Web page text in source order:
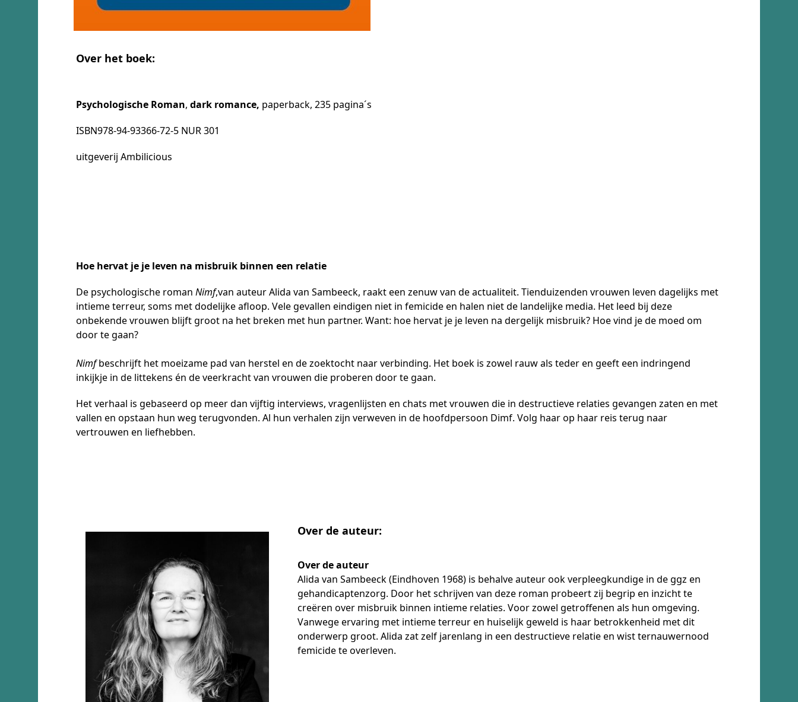
Over het boek:
Psychologische Roman, dark romance, paperback, 235 pagina´s
ISBN978-94-93366-72-5 NUR 301
uitgeverij Ambilicious
Hoe hervat je je leven na misbruik binnen een relatie
De psychologische roman Nimf,van auteur Alida van Sambeeck, raakt een zenuw van de actualiteit. Tienduizenden vrouwen leven dagelijks met
intieme terreur, soms met dodelijke afloop. Vele gevallen eindigen niet in femicide en halen niet de landelijke media. Het leed bij deze
onbekende vrouwen blijft groot na het breken met hun partner. Want: hoe hervat je je leven na dergelijk misbruik? Hoe vind je de moed om
door te gaan?
Nimfbeschrijft het moeizame pad van herstel en de zoektocht naar verbinding. Het boek is zowel rauw als teder en geeft een indringend
inkijkje in de littekens én de veerkracht van vrouwen die proberen door te gaan.
Het verhaal is gebaseerd op meer dan vijftig interviews, vragenlijsten en chats met vrouwen die in destructieve relaties gevangen zaten en met
vallen en opstaan hun weg terugvonden. Al hun verhalen zijn verweven in de hoofdpersoon Dimf. Volg haar op haar reis terug naar
vertrouwen en liefhebben.
Over de auteur:
Over de auteur
Alida van Sambeeck (Eindhoven 1968) is behalve auteur ook verpleegkundige in de ggz en
gehandicaptenzorg. Door het schrijven van deze roman probeert zij begrip en inzicht te
creëren over misbruik binnen intieme relaties. Voor zowel getroffenen als hun omgeving.
Vanwege ervaring met intieme terreur en huiselijk geweld is haar betrokkenheid met dit
onderwerp groot. Alida zat zelf jarenlang in een destructieve relatie en wist ternauwernood
femicide te overleven.